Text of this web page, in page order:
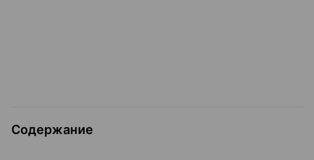
Содержание